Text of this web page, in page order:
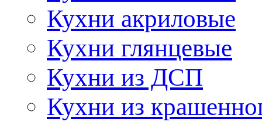
Кухни акриловые
Кухни глянцевые
Кухни из ДСП
Кухни из